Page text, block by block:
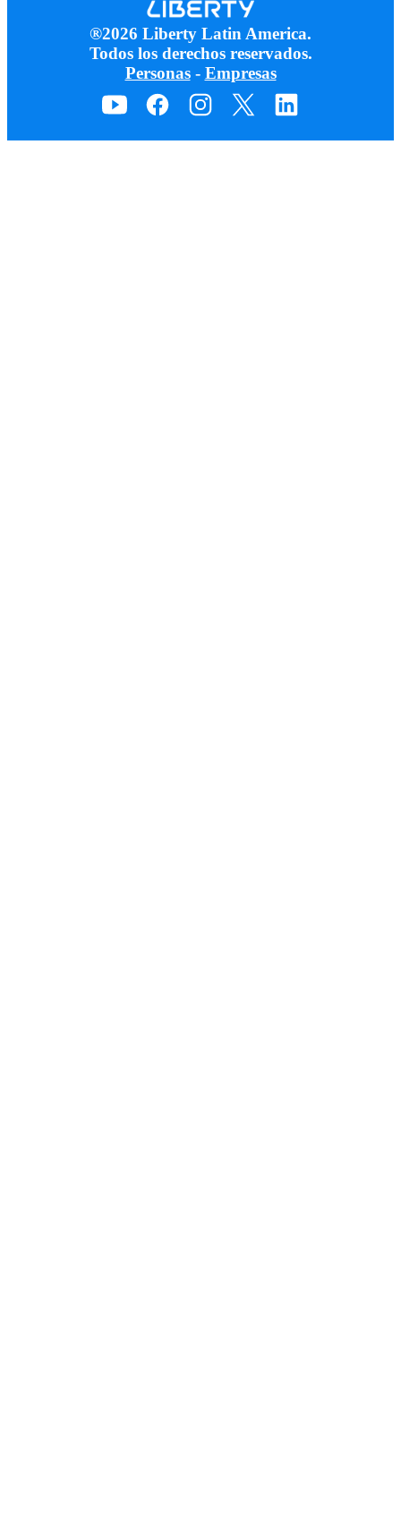
®2026 Liberty Latin America.
Todos los derechos reservados.
Personas- Empresas